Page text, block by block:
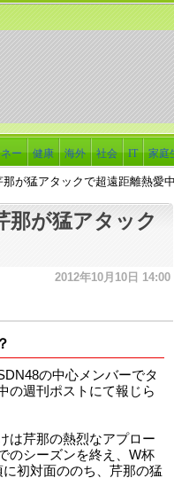
ー 健康 海外 社会 IT 家庭
が猛アタックで超遠距離熱愛
那が猛アタック
2012年10月10日 14:00
の中心メンバーでタ
の週刊ポストにて報じら
は芹那の熱烈なアプロー
のシーズンを終え、W杯
初対面ののち、芹那の猛